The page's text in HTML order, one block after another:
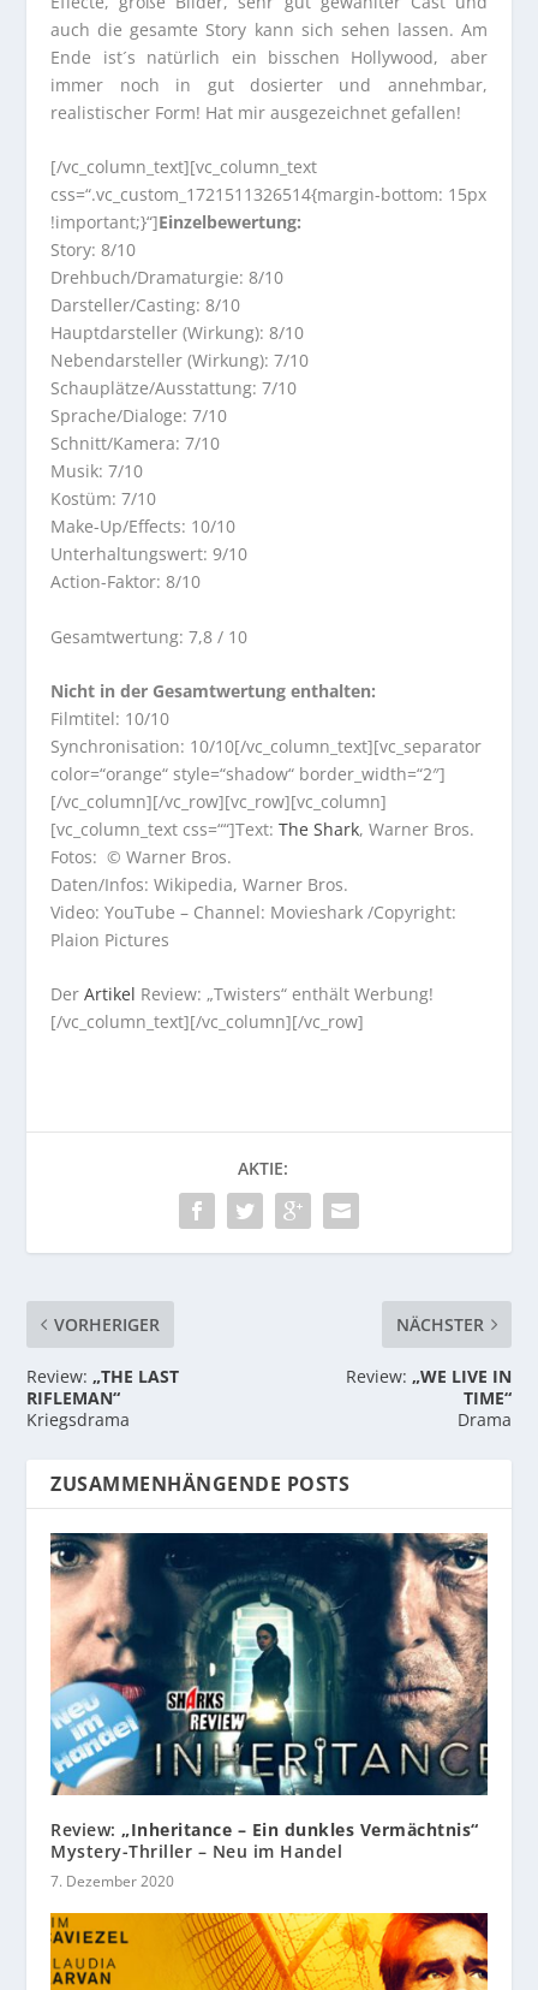
auch die gesamte Story kann sich sehen lassen. Am
Ende ist´s natürlich ein bisschen Hollywood, aber
immer noch in gut dosierter und annehmbar,
realistischer Form! Hat mir ausgezeichnet gefallen!
[/vc_column_text][vc_column_text
css=“.vc_custom_1721511326514{margin-bottom: 15px
!important;}“]Einzelbewertung:
Story: 8/10
Drehbuch/Dramaturgie: 8/10
Darsteller/Casting: 8/10
Hauptdarsteller (Wirkung): 8/10
Nebendarsteller (Wirkung): 7/10
Schauplätze/Ausstattung: 7/10
Sprache/Dialoge: 7/10
Schnitt/Kamera: 7/10
Musik: 7/10
Kostüm: 7/10
Make-Up/Effects: 10/10
Unterhaltungswert: 9/10
Action-Faktor: 8/10
Gesamtwertung: 7,8 / 10
Nicht in der Gesamtwertung enthalten:
Filmtitel: 10/10
Synchronisation: 10/10[/vc_column_text][vc_separator
color=“orange“ style=“shadow“ border_width=“2″]
[/vc_column][/vc_row][vc_row][vc_column]
[vc_column_text css=““]Text:The Shark, Warner Bros.
Fotos: © Warner Bros.
Daten/Infos: Wikipedia, Warner Bros.
Video: YouTube – Channel: Movieshark /Copyright:
Plaion Pictures
DerArtikel Review: „Twisters“ enthält Werbung!
[/vc_column_text][/vc_column][/vc_row]
AKTIE:
VORHERIGER
Review:„THE LAST
RIFLEMAN“
Kriegsdrama
NÄCHSTER
Review: „WE LIVE IN
TIME“
Drama
ZUSAMMENHÄNGENDE POSTS
Review:„Inheritance – Ein dunkles Vermächtnis“
Mystery-Thriller – Neu im Handel
7. Dezember 2020